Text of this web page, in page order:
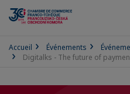
Accueil Événements
Digitalks - The future of